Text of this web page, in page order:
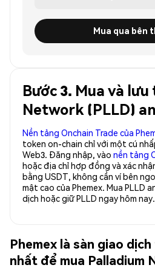
Mua qua bên
Bước 3. Mua và
Network (PLLD)
Nền tảng Onchain Trade của
token on-chain chỉ với một cú
Web3. Đăng nhập, vào nền tảng
hoặc địa chỉ hợp đồng và xác
bằng USDT, không cần ví bên
mật cao của Phemex. Mua PLLD
dịch hoặc giữ PLLD ngay hôm nay.
Phemex là sàn giao
nhất để mua Palladium